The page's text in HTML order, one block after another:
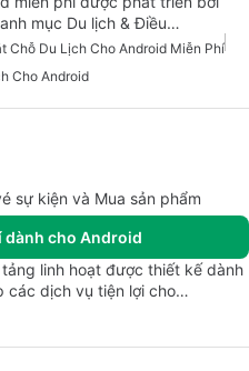
mục Du lịch & Điều…
Chỗ Du Lịch Cho Android Miễn Phí
Cho Android
sự kiện và Mua sản phẩm
dành cho Android
linh hoạt được thiết kế dành
các dịch vụ tiện lợi cho…